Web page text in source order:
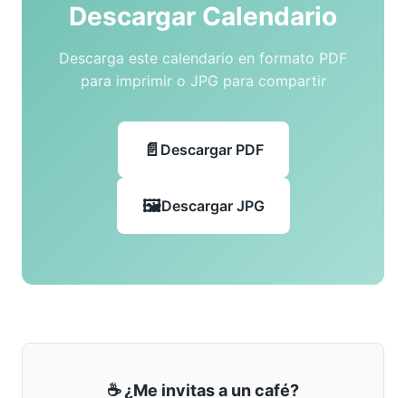
Descargar Calendario
Descarga este calendario en formato PDF
para imprimir o JPG para compartir
Descargar PDF
Descargar JPG
☕ ¿Me invitas a un café?